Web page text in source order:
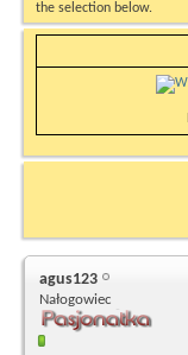
the selection below.
agus123
Nałogowiec